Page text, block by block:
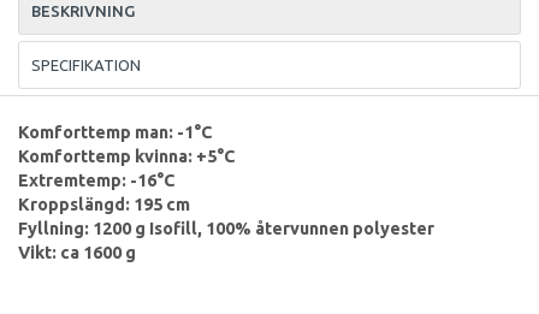
BESKRIVNING
SPECIFIKATION
Komforttemp man: -1°C
Komforttemp kvinna: +5°C
Extremtemp: -16°C
Kroppslängd: 195 cm
Fyllning: 1200 g Isofill, 100% återvunnen polyester
Vikt: ca 1600 g